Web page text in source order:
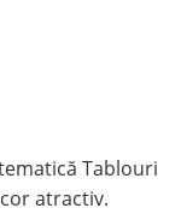
Tablouri
atractiv.